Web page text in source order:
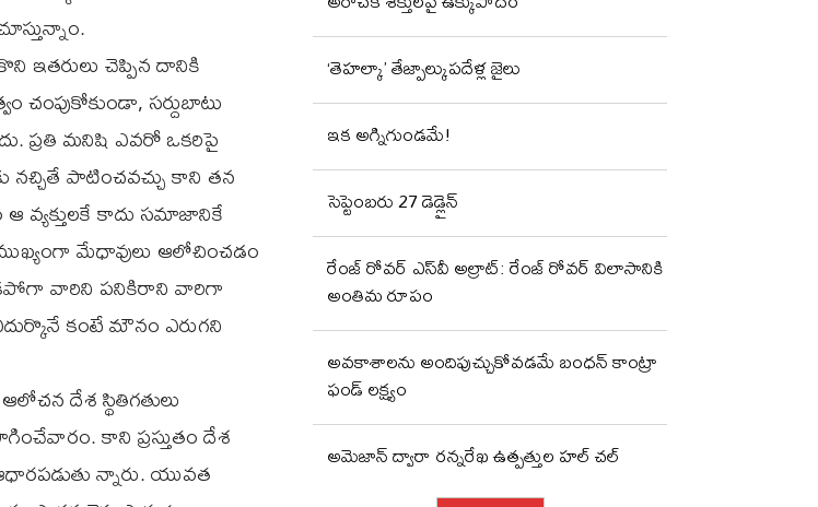
ఇతరులు చెప్పిన దానికి
సర్దుబాటు
ప్రతి మనిషి ఎవరో ఒకరిపై
నచ్చితే పాటించవచ్చు కాని తన
వ్యక్తులకే కాదు సమాజానికే
మేధావులు ఆలోచించడం
వారిని పనికిరాని వారిగా
కంటే మౌనం ఎరుగని
దేశ స్థితిగతులు
కాని ప్రస్తుతం దేశ
న్నారు. యువత
‘తెహల్కా’ తేజ్పాల్కుపదేళ్ల జైలు
ఇక అగ్నిగుండమే!
సెప్టెంబరు 27 డెడ్లైన్
రేంజ్ రోవర్ ఎస్‌వీ అల్రాట్: రేంజ్ రోవర్ విలాసానికి
అంతిమ రూపం
అవకాశాలను అందిపుచ్చుకోవడమే బంధన్ కాంట్రా
ఫండ్ లక్ష్యం
అమెజాన్ ద్వారా రన్నరేఖ ఉత్పత్తుల హల్ చల్